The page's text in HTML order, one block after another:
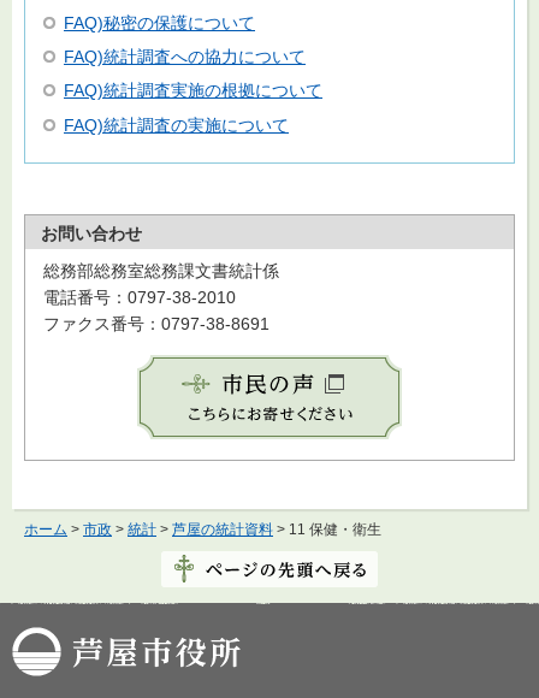
FAQ)秘密の保護について
FAQ)統計調査への協力について
FAQ)統計調査実施の根拠について
FAQ)統計調査の実施について
お問い合わせ
総務部総務室総務課文書統計係
電話番号：0797-38-2010
ファクス番号：0797-38-8691
ホーム > 市政 > 統計 > 芦屋の統計資料 > 11 保健・衛生
芦屋市役所